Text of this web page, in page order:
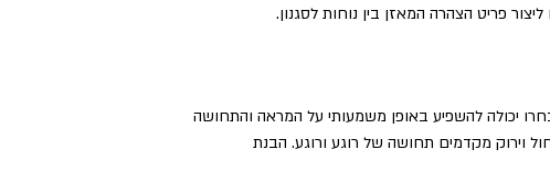
פריט הצהרה המאזן בין נוחות לסגנון.
יכולה להשפיע באופן משמעותי על המראה והתחושה
וירוק מקדמים תחושה של רוגע ורוגע. הבנת